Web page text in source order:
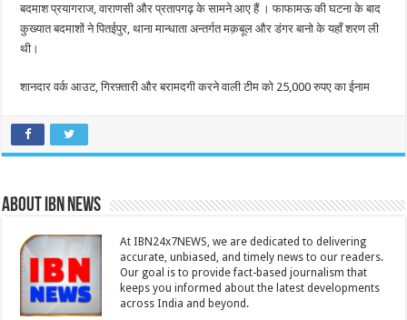
बदमाश प्रयागराज, वाराणसी और प्रतापगढ़ के सामने आए हैं । फाफामऊ की घटना के बाद
कुख्यात बदमाशों ने पितईपुर, थाना मान्धाता अन्तर्गत मक़बूल और डंगर बानो के यहाँ शरण ली
थी।
शानदार वर्क आउट, गिरफ़्तारी और बरामदगी करने वाली टीम को 25,000 रुपए का ईनाम
About IBN NEWS
At IBN24x7NEWS, we are dedicated to delivering
accurate, unbiased, and timely news to our readers.
Our goal is to provide fact-based journalism that
keeps you informed about the latest developments
across India and beyond.